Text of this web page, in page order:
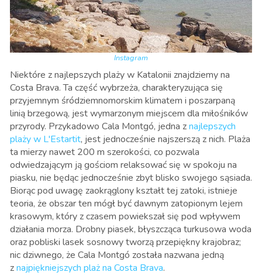
Instagram
Niektóre z najlepszych plaży w Katalonii znajdziemy na
Costa Brava. Ta część wybrzeża, charakteryzująca się
przyjemnym śródziemnomorskim klimatem i poszarpaną
linią brzegową, jest wymarzonym miejscem dla miłośników
przyrody. Przykadowo Cala Montgó, jedna znajlepszych
plaży w L'Estartit, jest jednocześnie najszerszą z nich. Plaża
ta mierzy nawet 200 m szerokości, co pozwala
odwiedzającym ją gościom relaksować się w spokoju na
piasku, nie będąc jednocześnie zbyt blisko swojego sąsiada.
Biorąc pod uwagę zaokrąglony kształt tej zatoki, istnieje
teoria, że obszar ten mógł być dawnym zatopionym lejem
krasowym, który z czasem powiekszał się pod wpływem
działania morza. Drobny piasek, błyszcząca turkusowa woda
oraz pobliski lasek sosnowy tworzą przepiękny krajobraz;
nic dziwnego, że Cala Montgó została nazwana jedną
znajpiękniejszych plaż na Costa Brava.